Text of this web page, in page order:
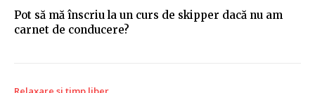
Pot să mă înscriu la un curs de skipper dacă nu am
carnet de conducere?